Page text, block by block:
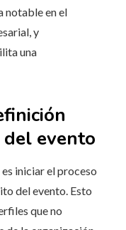
notable en el
y
una
evento
iniciar el proceso
del evento. Esto
que no